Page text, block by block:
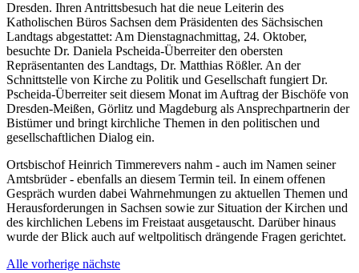
Dresden. Ihren Antrittsbesuch hat die neue Leiterin des
Katholischen Büros Sachsen dem Präsidenten des Sächsischen
Landtags abgestattet: Am Dienstagnachmittag, 24. Oktober,
besuchte Dr. Daniela Pscheida-Überreiter den obersten
Repräsentanten des Landtags, Dr. Matthias Rößler. An der
Schnittstelle von Kirche zu Politik und Gesellschaft fungiert Dr.
Pscheida-Überreiter seit diesem Monat im Auftrag der Bischöfe von
Dresden-Meißen, Görlitz und Magdeburg als Ansprechpartnerin der
Bistümer und bringt kirchliche Themen in den politischen und
gesellschaftlichen Dialog ein.
Ortsbischof Heinrich Timmerevers nahm - auch im Namen seiner
Amtsbrüder - ebenfalls an diesem Termin teil. In einem offenen
Gespräch wurden dabei Wahrnehmungen zu aktuellen Themen und
Herausforderungen in Sachsen sowie zur Situation der Kirchen und
des kirchlichen Lebens im Freistaat ausgetauscht. Darüber hinaus
wurde der Blick auch auf weltpolitisch drängende Fragen gerichtet.
Alle vorherige nächste